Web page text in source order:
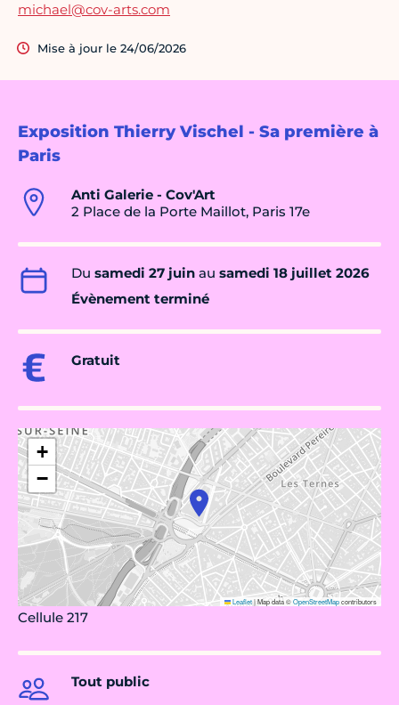
Exposition Thierry Vischel - Sa première à
Paris
Anti Galerie - Cov'Art
2 Place de la Porte Maillot, Paris 17e
Du samedi 27 juin au samedi 18 juillet 2026
Évènement terminé
Gratuit
+
−
Leaflet|Map data ©OpenStreetMapcontributors
Cellule 217
Tout public
michael@cov-arts.com
Mise à jour le 24/06/2026